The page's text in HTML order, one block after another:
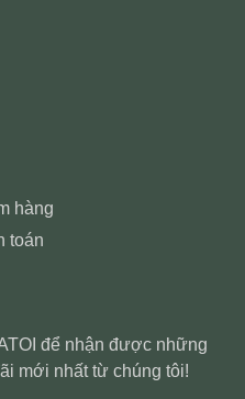
hàng
toán
để nhận được những
mới nhất từ chúng tôi!